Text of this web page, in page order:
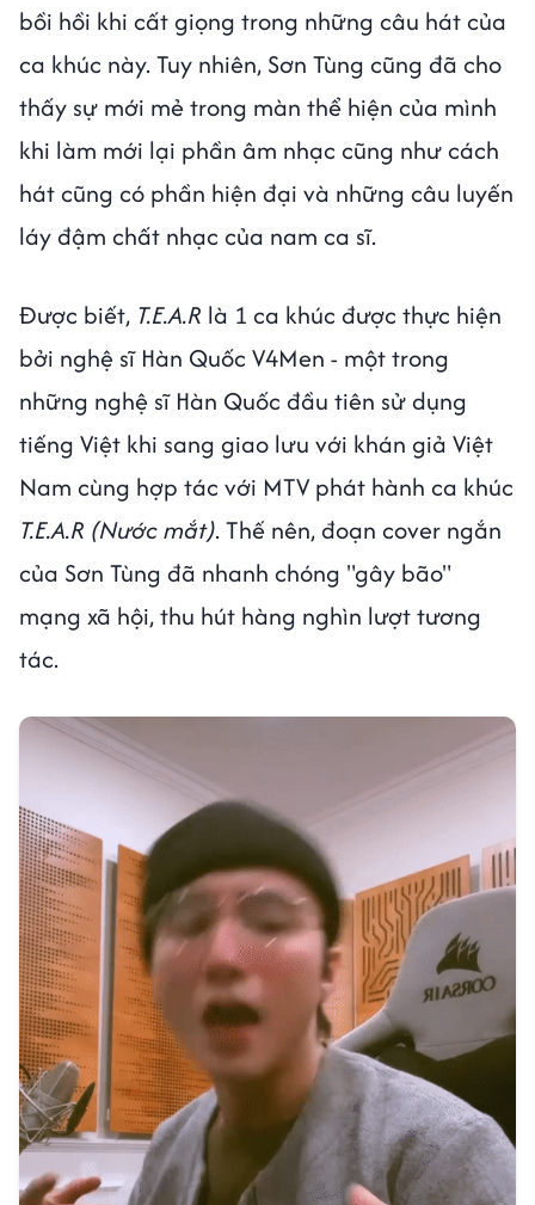
bồi hồi khi cất giọng trong những câu hát của
ca khúc này. Tuy nhiên, Sơn Tùng cũng đã cho
thấy sự mới mẻ trong màn thể hiện của mình
khi làm mới lại phần âm nhạc cũng như cách
hát cũng có phần hiện đại và những câu luyến
láy đậm chất nhạc của nam ca sĩ.
Được biết, T.E.A.R là 1 ca khúc được thực hiện
bởi nghệ sĩ Hàn Quốc V4Men - một trong
những nghệ sĩ Hàn Quốc đầu tiên sử dụng
tiếng Việt khi sang giao lưu với khán giả Việt
Nam cùng hợp tác với MTV phát hành ca khúc
T.E.A.R (Nước mắt). Thế nên, đoạn cover ngắn
của Sơn Tùng đã nhanh chóng "gây bão"
mạng xã hội, thu hút hàng nghìn lượt tương
tác.